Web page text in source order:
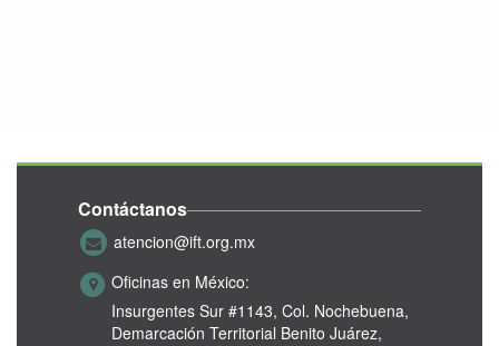
Contáctanos
atencion@ift.org.mx
Oficinas en México:
Insurgentes Sur #1143, Col. Nochebuena,
Demarcación Territorial Benito Juárez,